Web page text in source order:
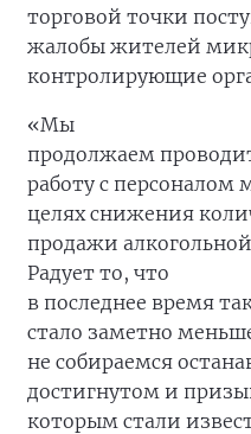
торговой точки
жалобы жителей
контролирующие
«Мы
продолжаем
работу c персоналом
целях снижения
продажи
Радует то, что
в последнее время
стало заметно
не собираемся
достигнутом и
которым стали